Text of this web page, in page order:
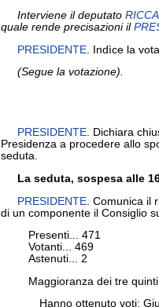
Interviene il deputato
quale rende precisazioni il
PRESIDENTE . Indìce la
(Segue la votazione).
PRESIDENTE. Dichiara
Presidenza a procedere allo
seduta.
La seduta, sospesa alle
PRESIDENTE . Comunica
di un componente il Consiglio
Presenti... 471
Votanti... 469
Astenuti... 2
Maggioranza dei tre quinti
Hanno ottenuto voti: